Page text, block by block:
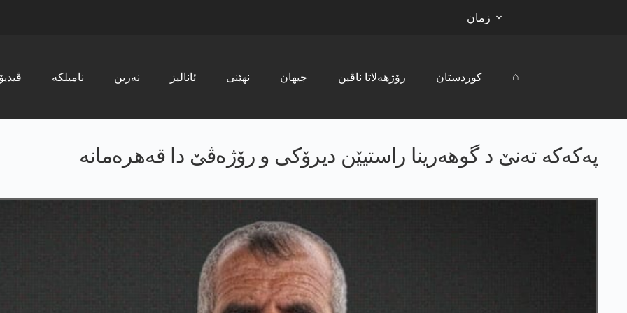
زمان
ڤیدیۆ نامیلکە نەرین ئانالیز نھێنی جیھان رۆژھەلاتا ناڤین کوردستان ⌂
په‌كه‌كە‌ ته‌نێ د گوهه‌رینا راستیێن دیرۆكی و رۆژه‌ڤێ دا‌ قەهرەمانە